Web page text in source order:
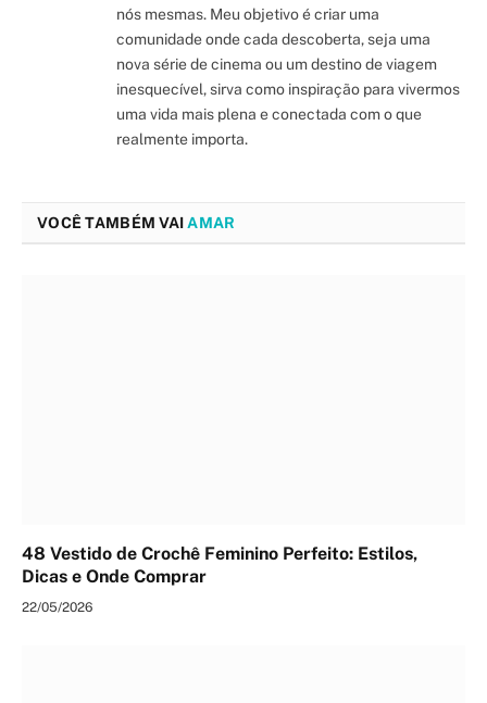
nós mesmas. Meu objetivo é criar uma
comunidade onde cada descoberta, seja uma
nova série de cinema ou um destino de viagem
inesquecível, sirva como inspiração para vivermos
uma vida mais plena e conectada com o que
realmente importa.
VOCÊ TAMBÉM VAI AMAR
48 Vestido de Crochê Feminino Perfeito: Estilos,
Dicas e Onde Comprar
22/05/2026